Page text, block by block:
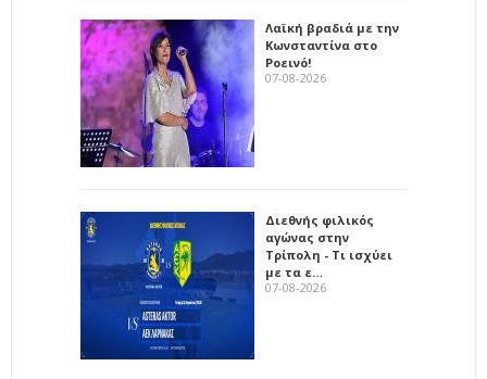
Λαϊκή βραδιά με την
Κωνσταντίνα στο
Ροεινό!
07-08-2026
Διεθνής φιλικός
αγώνας στην
Τρίπολη - Τι ισχύει
με τα ε…
07-08-2026